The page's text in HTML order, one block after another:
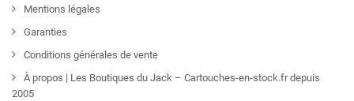
Mentions légales
Garanties
Conditions générales de vente
À propos | Les Boutiques du Jack – Cartouches-en-stock.fr depuis
2005